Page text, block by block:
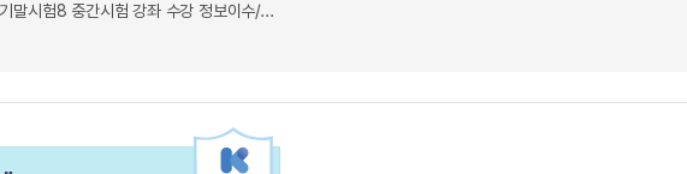
말시험8 중간시험 강좌 수강 정보이수/...